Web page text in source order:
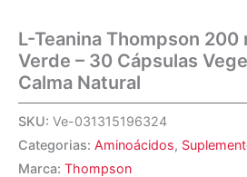
L-Teanina Thompson 200
Verde – 30 Cápsulas
Calma Natural
SKU: Ve-031315196324
Categorias: Aminoácidos,
Marca: Thompson